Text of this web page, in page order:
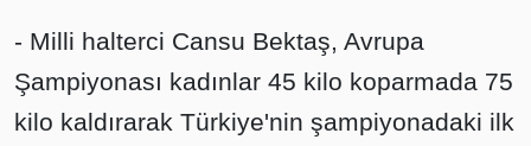
- Milli halterci Cansu Bektaş, Avrupa
Şampiyonası kadınlar 45 kilo koparmada 75
kilo kaldırarak Türkiye'nin şampiyonadaki ilk